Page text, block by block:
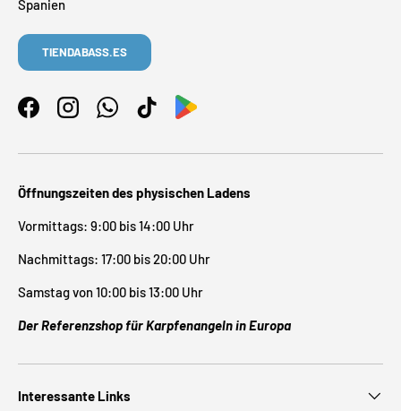
Spanien
TIENDABASS.ES
FacebookInstagramWhatsAppTikTok
Öffnungszeiten des physischen Ladens
Vormittags: 9:00 bis 14:00 Uhr
Nachmittags: 17:00 bis 20:00 Uhr
Samstag von 10:00 bis 13:00 Uhr
Der Referenzshop für Karpfenangeln in Europa
Interessante Links